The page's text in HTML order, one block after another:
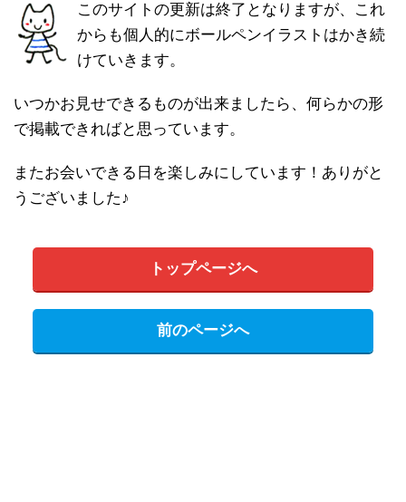
このサイトの更新は終了となりますが、これ
からも個人的にボールペンイラストはかき続
けていきます。
いつかお見せできるものが出来ましたら、何らかの形
で掲載できればと思っています。
またお会いできる日を楽しみにしています！ありがと
うございました♪
トップページへ
前のページへ